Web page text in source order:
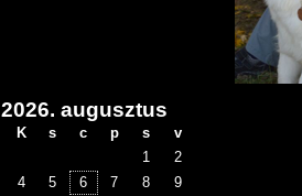
2026. augusztus
K s c p s
v
1
2
4 5 6 7 8
9